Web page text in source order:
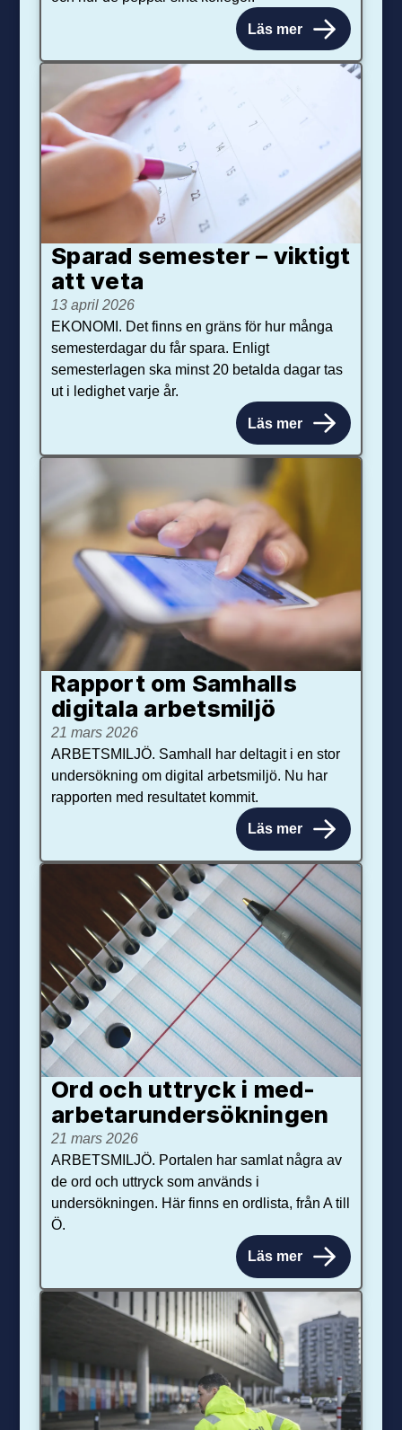
Läs mer
Sparad semester – viktigt
att veta
13 april 2026
EKONOMI. Det finns en gräns för hur många
semesterdagar du får spara. Enligt
semesterlagen ska minst 20 betalda dagar tas
ut i ledighet varje år.
Läs mer
Rapport om Samhalls
digitala arbetsmiljö
21 mars 2026
ARBETSMILJÖ. Samhall har deltagit i en stor
undersökning om digital arbetsmiljö. Nu har
rapporten med resultatet kommit.
Läs mer
Ord och uttryck i med­­
arbetar­­under­sökningen
21 mars 2026
ARBETSMILJÖ. Portalen har samlat några av
de ord och uttryck som används i
undersökningen. Här finns en ordlista, från A till
Ö.
Läs mer